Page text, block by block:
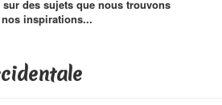
des sujets que nous trouvons
inspirations...